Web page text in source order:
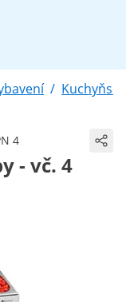
/
4
- vč. 4